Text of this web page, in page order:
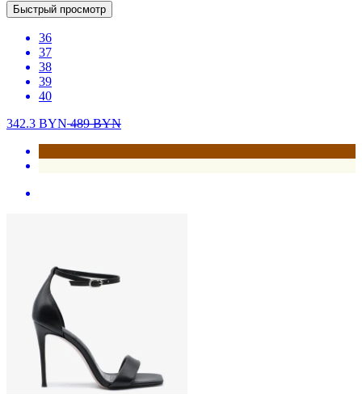
Быстрый просмотр
36
37
38
39
40
342.3 BYN489BYN